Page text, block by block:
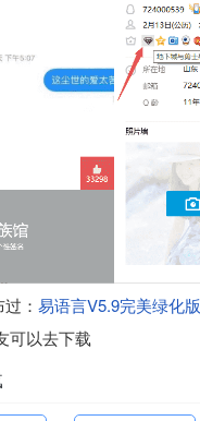
过：易语言V5.9完美绿化
可以去下载